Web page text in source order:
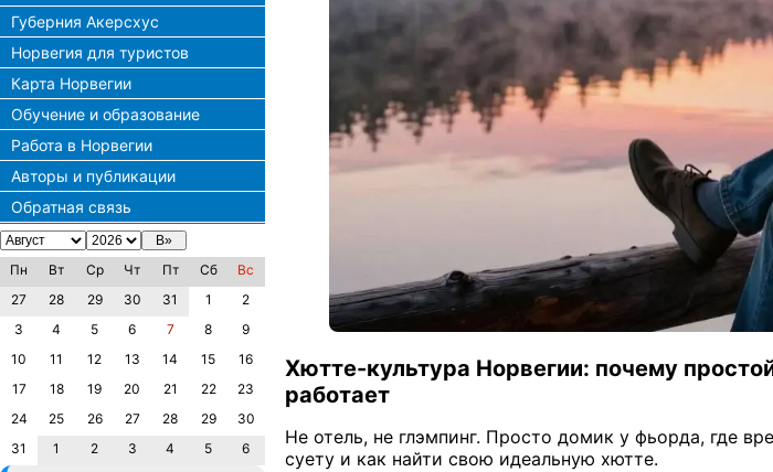
Губерния Акерсхус
Норвегия для туристов
Карта Норвегии
Обучение и образование
Работа в Норвегии
Авторы и публикации
Обратная связь
Пн Вт Ср Чт Пт Сб
Вс
27
28 29 30 31 1
2
3
4 5 6 7 8
9
10
11 12 13 14 15
16
17
18 19 20 21 22
23
24
25 26 27 28 29
30
31
1 2 3 4 5 6
Хютте-культура Норвегии: почему
работает
Не отель, не глэмпинг. Просто домик у фьорда, где
суету и как найти свою идеальную хютте.